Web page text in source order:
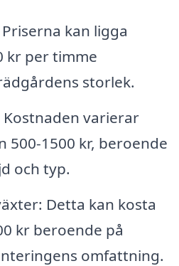
kan ligga
kr per timme
storlek.
varierar
500-1500 kr, beroende
och typ.
Detta kan kosta
kr beroende på
omfattning.